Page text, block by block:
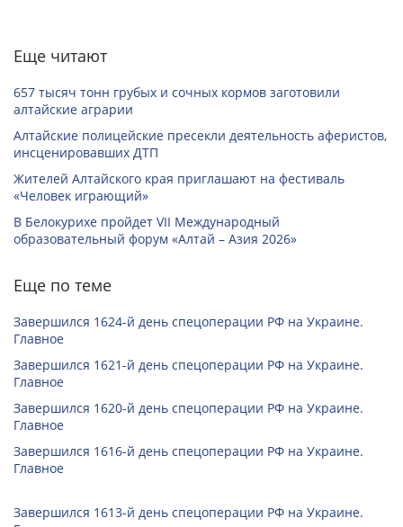
Еще читают
657 тысяч тонн грубых и сочных кормов заготовили
алтайские аграрии
Алтайские полицейские пресекли деятельность аферистов,
инсценировавших ДТП
Жителей Алтайского края приглашают на фестиваль
«Человек играющий»
В Белокурихе пройдет VII Международный
образовательный форум «Алтай – Азия 2026»
Еще по теме
Завершился 1624-й день спецоперации РФ на Украине.
Главное
Завершился 1621-й день спецоперации РФ на Украине.
Главное
Завершился 1620-й день спецоперации РФ на Украине.
Главное
Завершился 1616-й день спецоперации РФ на Украине.
Главное
Завершился 1613-й день спецоперации РФ на Украине.